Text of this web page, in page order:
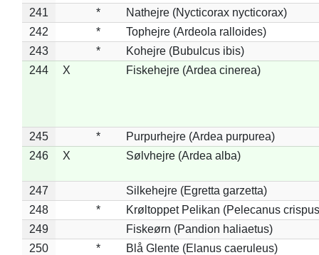
241
*
Nathejre (Nycticorax nycticorax)
242
*
Tophejre (Ardeola ralloides)
243
*
Kohejre (Bubulcus ibis)
244
X Fiskehejre (Ardea cinerea)
245 *
Purpurhejre (Ardea purpurea)
246
X Sølvhejre (Ardea alba)
247
Silkehejre (Egretta garzetta)
248
*
Krøltoppet Pelikan (Pelecanus
249
Fiskeørn (Pandion haliaetus)
250
*
Blå Glente (Elanus caeruleus)